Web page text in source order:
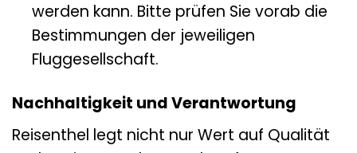
werden kann. Bitte prüfen Sie vorab die
Bestimmungen der jeweiligen
Fluggesellschaft.
Nachhaltigkeit und Verantwortung
Reisenthel legt nicht nur Wert auf Qualität